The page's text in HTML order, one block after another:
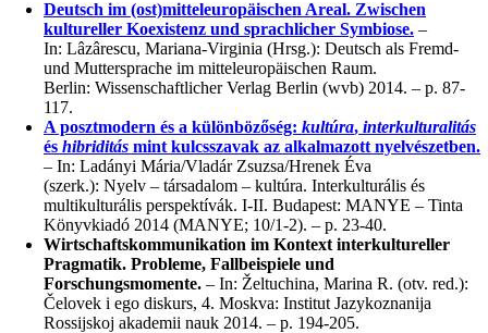
Deutsch im (ost)mitteleuropäischen Areal. Zwischen
kultureller Koexistenz und sprachlicher Symbiose. –
In: Lâzârescu, Mariana-Virginia (Hrsg.): Deutsch als Fremd-
und Muttersprache im mitteleuropäischen Raum.
Berlin: Wissenschaftlicher Verlag Berlin (wvb) 2014. – p. 87-
117.
A posztmodern és a különbözőség: kultúra, interkulturalitás
és hibriditás mint kulcsszavak az alkalmazott nyelvészetben.
– In: Ladányi Mária/Vladár Zsuzsa/Hrenek Éva
(szerk.): Nyelv – társadalom – kultúra. Interkulturális és
multikulturális perspektívák. I-II. Budapest: MANYE – Tinta
Könyvkiadó 2014 (MANYE; 10/1-2). – p. 23-40.
Wirtschaftskommunikation im Kontext interkultureller
Pragmatik. Probleme, Fallbeispiele und
Forschungsmomente. – In: Želtuchina, Marina R. (otv. red.):
Čelovek i ego diskurs, 4. Moskva: Institut Jazykoznanija
Rossijskoj akademii nauk 2014. – p. 194-205.